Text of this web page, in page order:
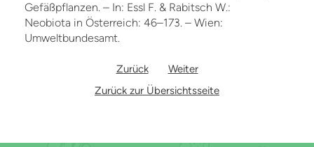
Gefäßpflanzen. – In: Essl F. & Rabitsch W.:
Neobiota in Österreich: 46–173. – Wien:
Umweltbundesamt.
Zurück
Weiter
Zurück zur Übersichtsseite